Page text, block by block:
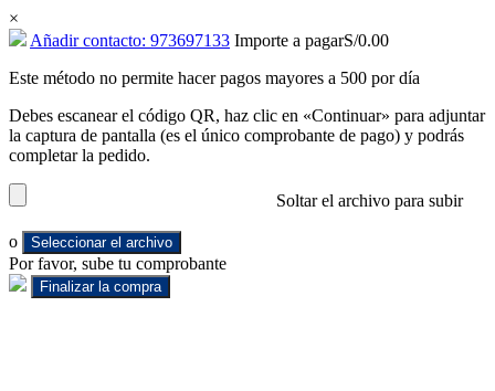
×
Añadir contacto: 973697133 Importe a pagarS/0.00
Este método no permite hacer pagos mayores a 500 por día
Debes escanear el código QR, haz clic en «Continuar» para adjuntar
la captura de pantalla (es el único comprobante de pago) y podrás
completar la pedido.
Soltar el archivo para subir
o Seleccionar el archivo
Por favor, sube tu comprobante